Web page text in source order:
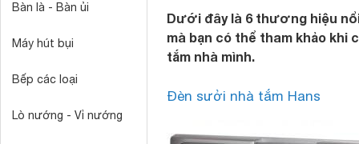
Bàn là - Bàn ủi
Máy hút bụi
Bếp các loại
Lò nướng - Vỉ nướng
Dưới đây là 6 thương hiệu
mà bạn có thể tham khảo khi
tắm nhà mình.
Đèn sưởi nhà tắm Hans